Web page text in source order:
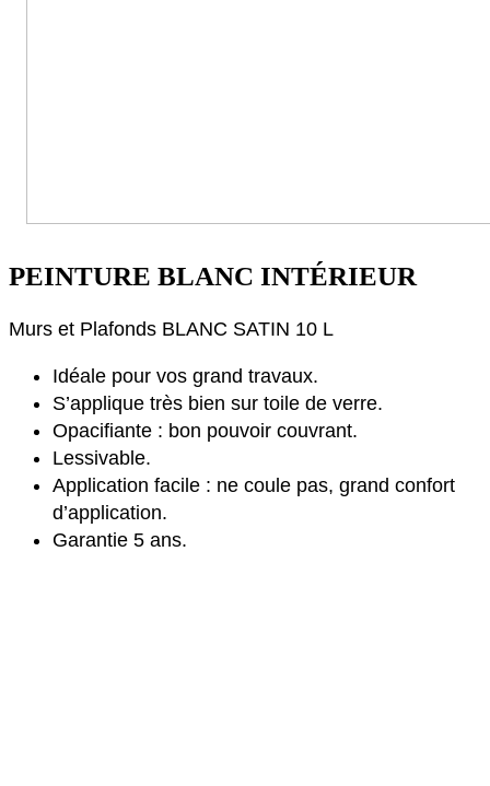
PEINTURE BLANC INTÉRIEUR
Murs et Plafonds BLANC SATIN 10 L
Idéale pour vos grand travaux.
S’applique très bien sur toile de verre.
Opacifiante : bon pouvoir couvrant.
Lessivable.
Application facile : ne coule pas, grand confort
d’application.
Garantie 5 ans.